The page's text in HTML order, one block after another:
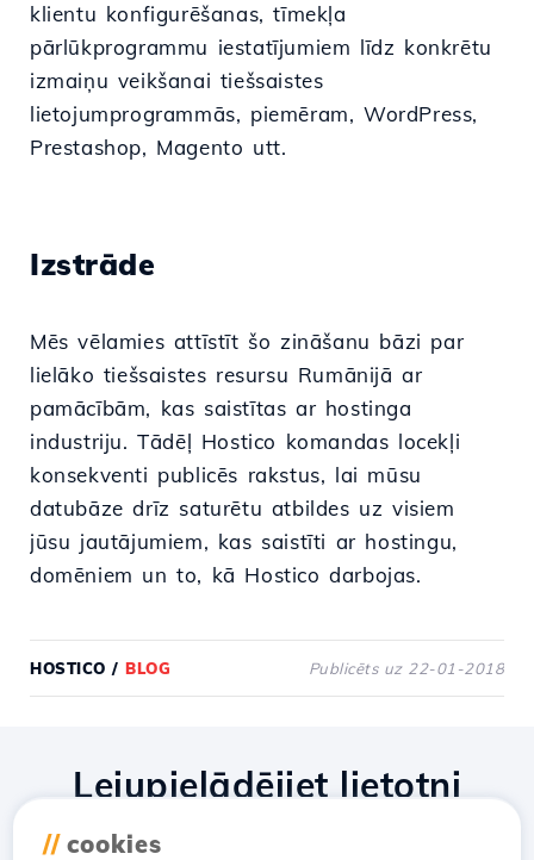
klientu konfigurēšanas, tīmekļa
pārlūkprogrammu iestatījumiem līdz konkrētu
izmaiņu veikšanai tiešsaistes
lietojumprogrammās, piemēram, WordPress,
Prestashop, Magento utt.
Izstrāde
Mēs vēlamies attīstīt šo zināšanu bāzi par
lielāko tiešsaistes resursu Rumānijā ar
pamācībām, kas saistītas ar hostinga
industriju. Tādēļ Hostico komandas locekļi
konsekventi publicēs rakstus, lai mūsu
datubāze drīz saturētu atbildes uz visiem
jūsu jautājumiem, kas saistīti ar hostingu,
domēniem un to, kā Hostico darbojas.
HOSTICO / BLOG Publicēts uz 22-01-2018
// cookies
Lejupielādējiet lietotni